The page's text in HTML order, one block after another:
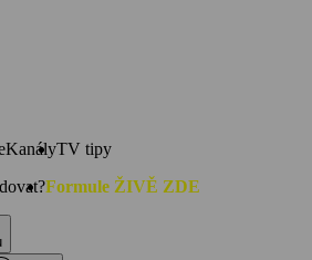
KanályTV tipy
Formule ŽIVĚ ZDE